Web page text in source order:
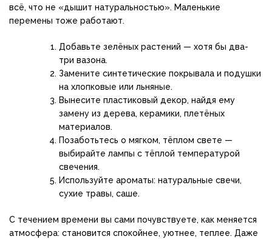
всё, что не «дышит натуральностью». Маленькие
перемены тоже работают.
Добавьте зелёных растений — хотя бы два-
три вазона.
Замените синтетические покрывала и подушки
на хлопковые или льняные.
Вынесите пластиковый декор, найдя ему
замену из дерева, керамики, плетёных
материалов.
Позаботьтесь о мягком, тёплом свете —
выбирайте лампы с тёплой температурой
свечения.
Используйте ароматы: натуральные свечи,
сухие травы, саше.
С течением времени вы сами почувствуете, как меняется
атмосфера: становится спокойнее, уютнее, теплее. Даже